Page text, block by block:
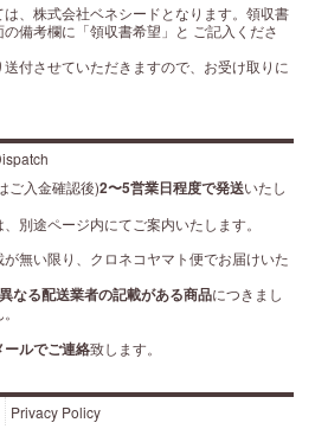
、株式会社ベネシードとなります。領収書
備考欄に「領収書希望」と ご記入くださ
付させていただきますので、お受け取りに
ご入金確認後)2〜5営業日程度で発送いたし
別途ページ内にてご案内いたします。
無い限り、クロネコヤマト便でお届けいた
なる配送業者の記載がある商品につきまし
ルでご連絡致します。
Privacy Policy